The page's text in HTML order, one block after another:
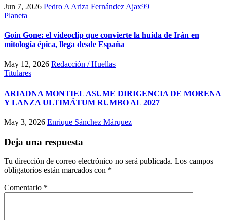
Jun 7, 2026 Pedro A Ariza Fernández Ajax99
Planeta
Goin Gone: el videoclip que convierte la huida de Irán en
mitología épica, llega desde España
May 12, 2026 Redacción / Huellas
Titulares
ARIADNA MONTIEL ASUME DIRIGENCIA DE MORENA
Y LANZA ULTIMÁTUM RUMBO AL 2027
May 3, 2026 Enrique Sánchez Márquez
Deja una respuesta
Tu dirección de correo electrónico no será publicada. Los campos
obligatorios están marcados con *
Comentario *